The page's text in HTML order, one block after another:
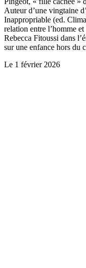
Auteur d’une vingtaine
Inappropriable (ed.
relation entre l’homme
Rebecca Fitoussi dans
sur une enfance hors du
Le 1 février 2026